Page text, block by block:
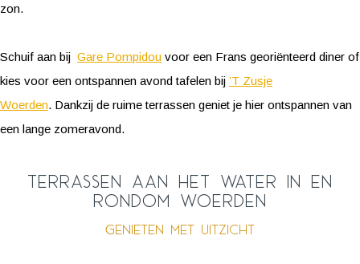
zon.
Schuif aan bij Gare Pompidou voor een Frans georiënteerd diner of
kies voor een ontspannen avond tafelen bij ’T Zusje
Woerden. Dankzij de ruime terrassen geniet je hier ontspannen van
een lange zomeravond.
Terrassen aan het water in en
rondom Woerden
Genieten met uitzicht